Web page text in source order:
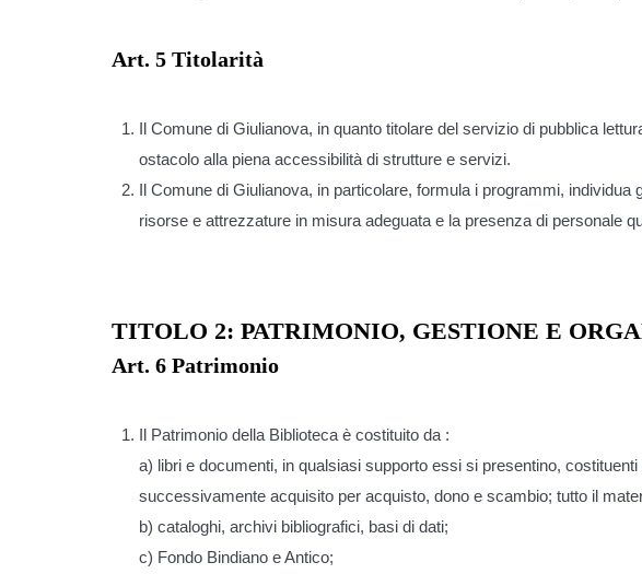
Art. 5 Titolarità
Il Comune di Giulianova, in quanto titolare del servizio di pubblica
ostacolo alla piena accessibilità di strutture e servizi.
Il Comune di Giulianova, in particolare, formula i programmi,
risorse e attrezzature in misura adeguata e la presenza di personale
TITOLO 2: PATRIMONIO, GESTIONE E
Art. 6 Patrimonio
Il Patrimonio della Biblioteca è costituito da :
a) libri e documenti, in qualsiasi supporto essi si presentino,
successivamente acquisito per acquisto, dono e scambio; tutto il
b) cataloghi, archivi bibliografici, basi di dati;
c) Fondo Bindiano e Antico;